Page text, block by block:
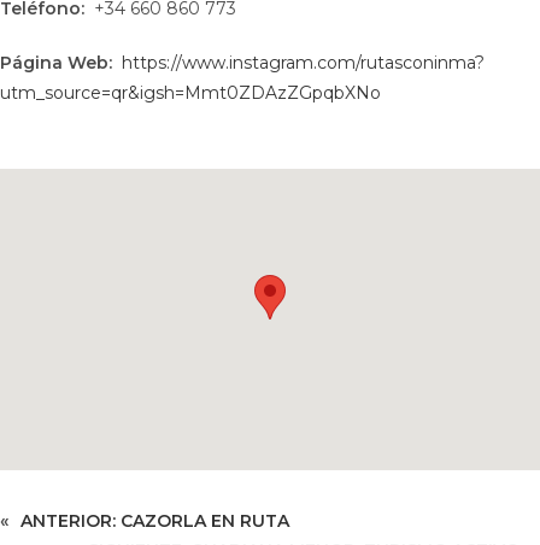
Teléfono: +34 660 860 773
Página Web: https://www.instagram.com/rutasconinma?
utm_source=qr&igsh=Mmt0ZDAzZGpqbXNo
« ANTERIOR: CAZORLA EN RUTA